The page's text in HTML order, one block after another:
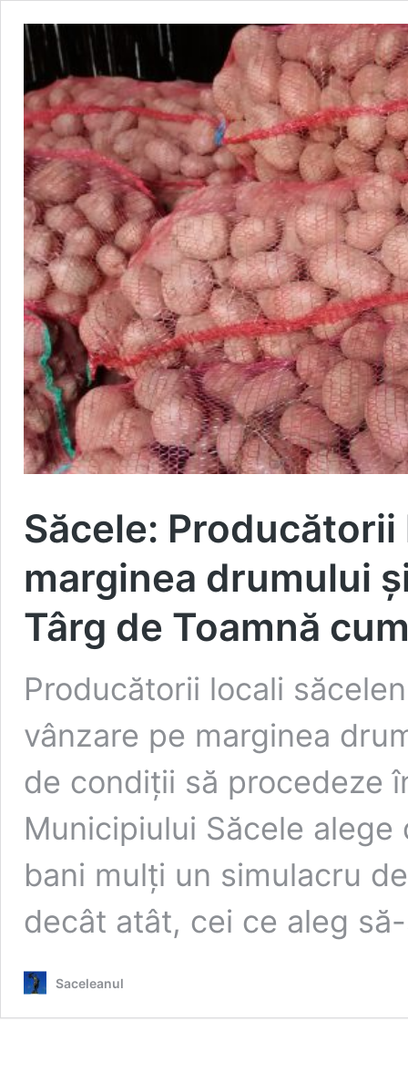
Săcele:
marginea drumului
Târg de Toamnă
Producătorii locali
vânzare pe marginea
de condiții să procedeze
Municipiului Săcele
bani mulți un simulacru
decât atât, cei ce aleg
Saceleanul